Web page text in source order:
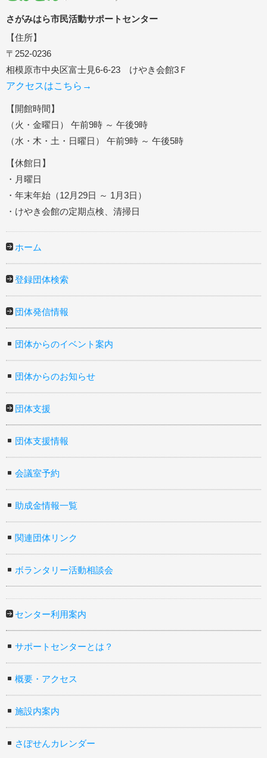
さがみはら市民活動サポートセンター
【住所】
〒252-0236
相模原市中央区富士見6-6-23 けやき会館3Ｆ
アクセスはこちら→
【開館時間】
（火・金曜日） 午前9時 ～ 午後9時
（水・木・土・日曜日） 午前9時 ～ 午後5時
【休館日】
・月曜日
・年末年始（12月29日 ～ 1月3日）
・けやき会館の定期点検、清掃日
ホーム
登録団体検索
団体発信情報
団体からのイベント案内
団体からのお知らせ
団体支援
団体支援情報
会議室予約
助成金情報一覧
関連団体リンク
ボランタリー活動相談会
センター利用案内
サポートセンターとは？
概要・アクセス
施設内案内
さぽせんカレンダー